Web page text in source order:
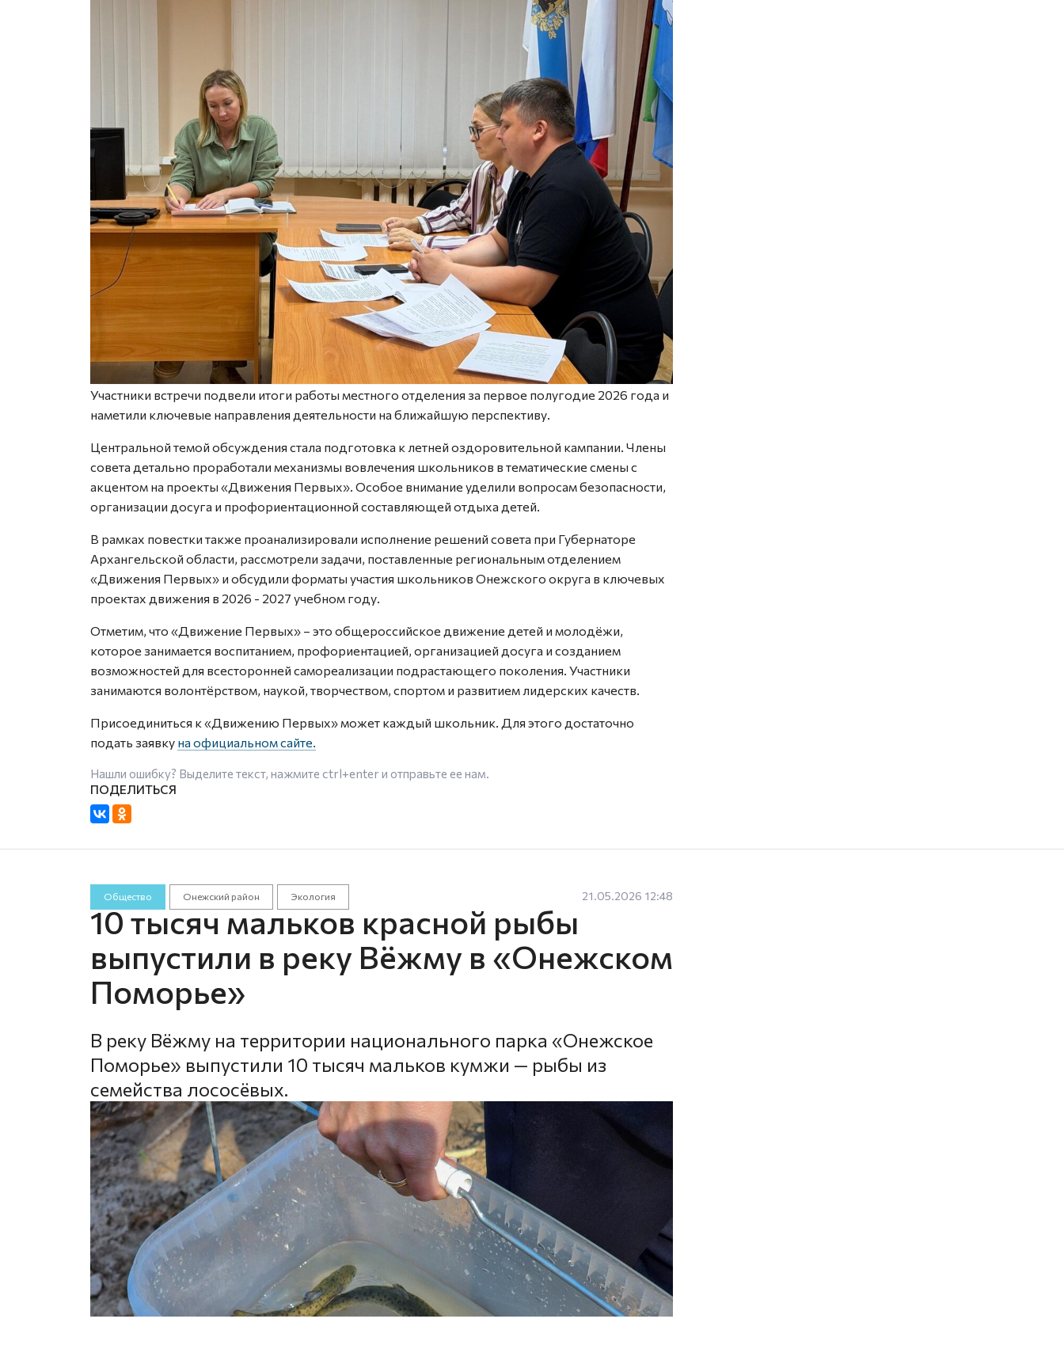
Участники встречи подвели итоги работы местного отделения за первое полугодие 2026 года и
наметили ключевые направления деятельности на ближайшую перспективу.
Центральной темой обсуждения стала подготовка к летней оздоровительной кампании. Члены
совета детально проработали механизмы вовлечения школьников в тематические смены с
акцентом на проекты «Движения Первых». Особое внимание уделили вопросам безопасности,
организации досуга и профориентационной составляющей отдыха детей.
В рамках повестки также проанализировали исполнение решений совета при Губернаторе
Архангельской области, рассмотрели задачи, поставленные региональным отделением
«Движения Первых» и обсудили форматы участия школьников Онежского округа в ключевых
проектах движения в 2026 - 2027 учебном году.
Отметим, что «Движение Первых» – это общероссийское движение детей и молодёжи,
которое занимается воспитанием, профориентацией, организацией досуга и созданием
возможностей для всесторонней самореализации подрастающего поколения. Участники
занимаются волонтёрством, наукой, творчеством, спортом и развитием лидерских качеств.
Присоединиться к «Движению Первых» может каждый школьник. Для этого достаточно
подать заявку на официальном сайте.
Нашли ошибку? Выделите текст, нажмите ctrl+enterи отправьте ее нам.
Общество Онежский район Экология 21.05.2026 12:48
10 тысяч мальков красной рыбы
выпустили в реку Вёжму в «Онежском
Поморье»
В реку Вёжму на территории национального парка «Онежское
Поморье» выпустили 10 тысяч мальков кумжи — рыбы из
семейства лососёвых.